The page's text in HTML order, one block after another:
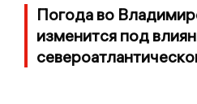
Погода во
изменится под